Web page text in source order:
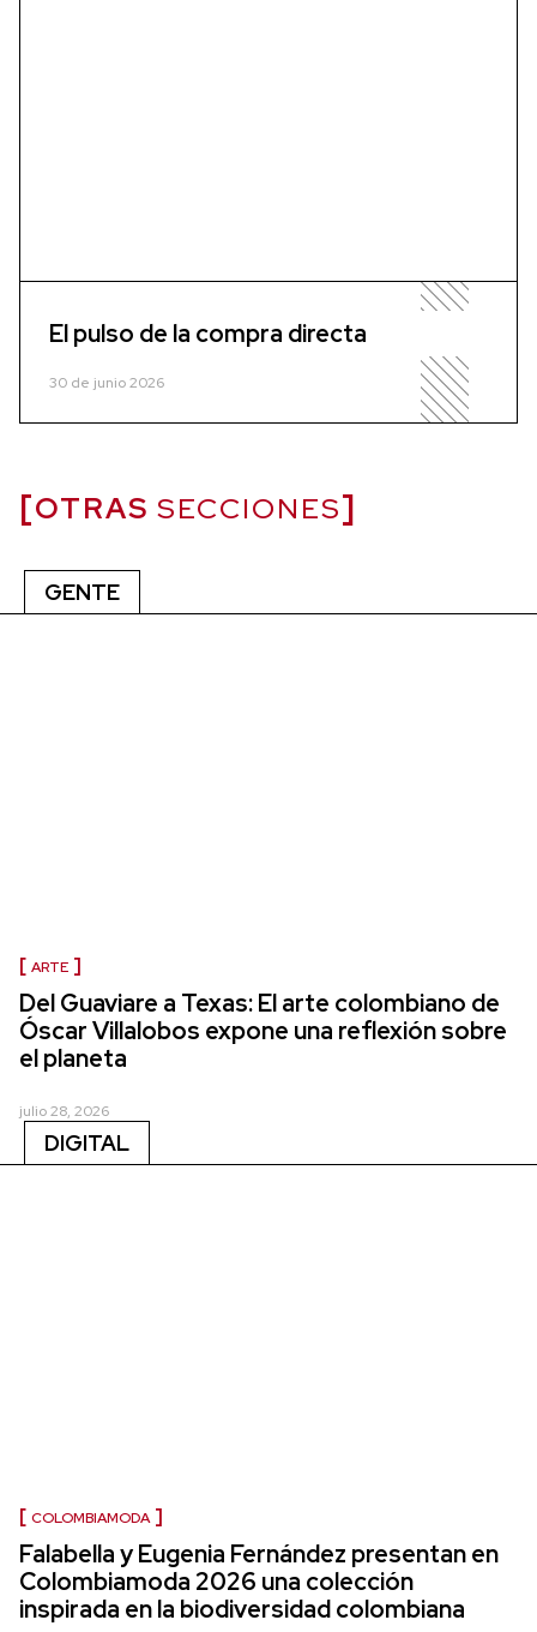
El pulso de la compra directa
30 de junio 2026
OTRAS SECCIONES
GENTE
ARTE
Del Guaviare a Texas: El arte colombiano de
Óscar Villalobos expone una reflexión sobre
el planeta
julio 28, 2026
DIGITAL
COLOMBIAMODA
Falabella y Eugenia Fernández presentan en
Colombiamoda 2026 una colección
inspirada en la biodiversidad colombiana